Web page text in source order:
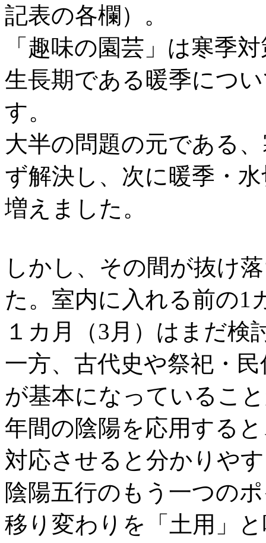
記表の各欄）。
「趣味の園芸」は寒季
生長期である暖季につ
す。
大半の問題の元である
ず解決し、次に暖季・
増えました。
しかし、その間が抜け
た。室内に入れる前の1
１カ月（3月）はまだ検
一方、古代史や祭祀・
が基本になっているこ
年間の陰陽を応用する
対応させると分かりや
陰陽五行のもう一つの
移り変わりを「土用」